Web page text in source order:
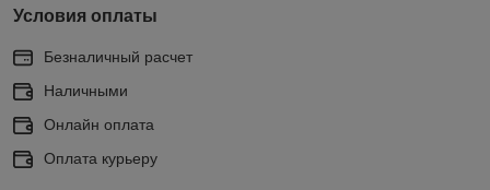
Условия оплаты
Безналичный расчет
Наличными
Онлайн оплата
Оплата курьеру